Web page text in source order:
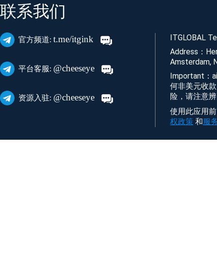
联系我们
官方频道: t.me/itgink
平台客服: @cheeseye
资源入驻: @cheeseye
ITGLOBAL
Address：
Amsterdam,
Important：
何非美元收
险，请注意
使用此应用
权政策 和服